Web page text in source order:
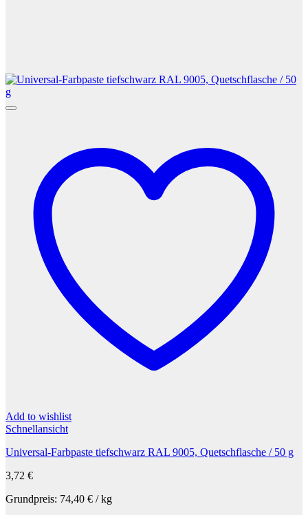
Add to wishlist
Schnellansicht
Universal-Farbpaste tiefschwarz RAL 9005, Quetschflasche / 50 g
3,72 €
Grundpreis: 74,40 € /kg